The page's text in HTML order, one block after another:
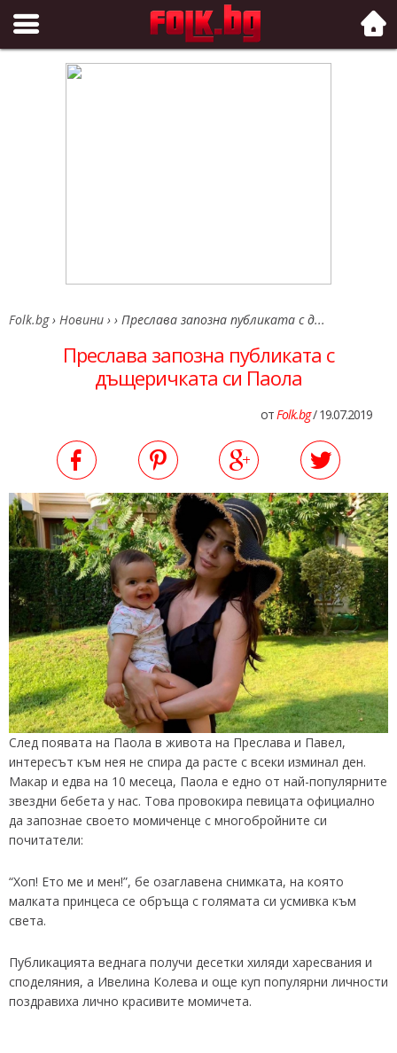
Folk.bg
Folk.bg › Новини › › Преслава запозна публиката с д...
Преслава запозна публиката с
дъщеричката си Паола
отFolk.bg/ 19.07.2019
След появата на Паола в живота на Преслава и Павел,
интересът към нея не спира да расте с всеки изминал ден.
Макар и едва на 10 месеца, Паола е едно от най-популярните
звездни бебета у нас. Това провокира певицата официално
да запознае своето момиченце с многобройните си
почитатели:
“Хоп! Ето ме и мен!”, бе озаглавена снимката, на която
малката принцеса се обръща с голямата си усмивка към
света.
Публикацията веднага получи десетки хиляди харесвания и
споделяния, а Ивелина Колева и още куп популярни личности
поздравиха лично красивите момичета.